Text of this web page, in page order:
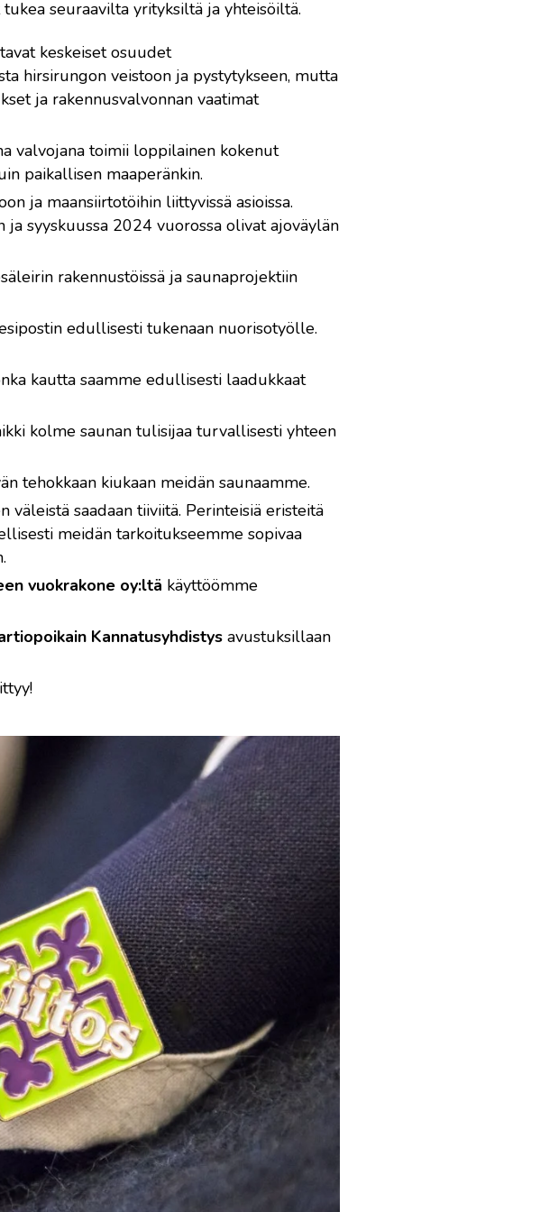
seuraavilta yrityksiltä ja yhteisöiltä.
keskeiset osuudet
hirsirungon veistoon ja pystytykseen, mutta
ja rakennusvalvonnan vaatimat
valvojana toimii loppilainen kokenut
paikallisen maaperänkin.
ja maansiirtotöihin liittyvissä asioissa.
syyskuussa 2024 vuorossa olivat ajoväylän
rakennustöissä ja saunaprojektiin
edullisesti tukenaan nuorisotyölle.
kautta saamme edullisesti laadukkaat
kolme saunan tulisijaa turvallisesti yhteen
tehokkaan kiukaan meidän saunaamme.
saadaan tiiviitä. Perinteisiä eristeitä
meidän tarkoitukseemme sopivaa
vuokrakone oy:ltä käyttöömme
Kannatusyhdistys avustuksillaan